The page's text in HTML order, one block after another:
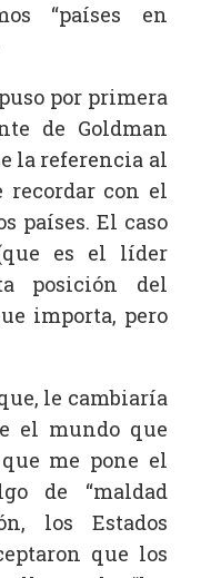
“países en
por primera
de Goldman
la referencia al
con el
países. El caso
es el líder
posición del
importa, pero
le cambiaría
el mundo que
me pone el
de “maldad
los Estados
que los